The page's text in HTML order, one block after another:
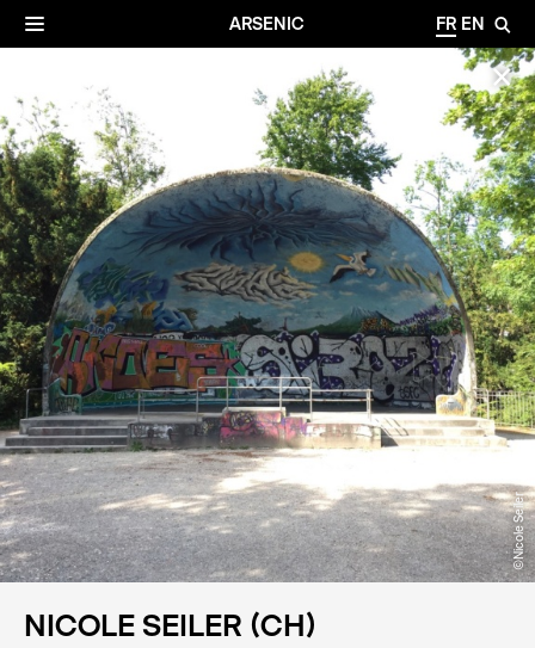
ARSENIC FR EN 🔎
☰
✕
©Nicole Seiler
NICOLE SEILER (CH)